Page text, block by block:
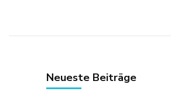
Neueste Beiträge